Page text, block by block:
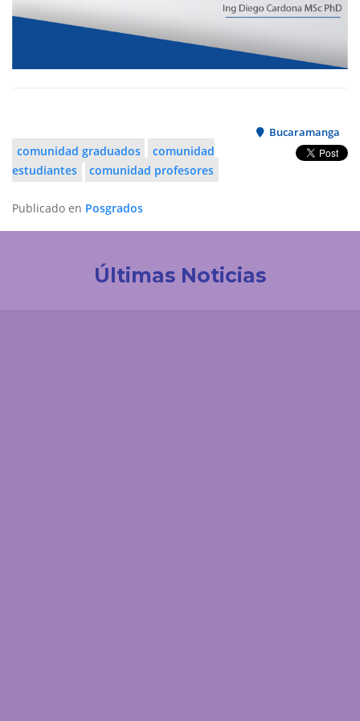
Bucaramanga
comunidad graduados
comunidad
estudiantes
comunidad profesores
Publicado en Posgrados
Últimas Noticias